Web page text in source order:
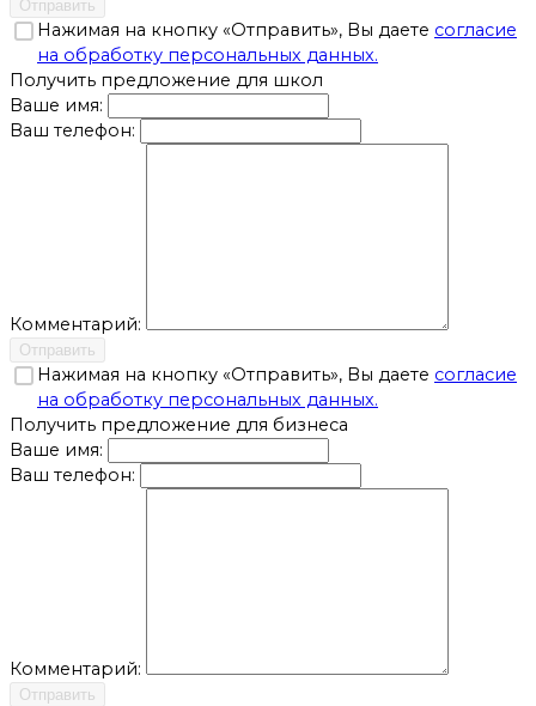
Отправить
Нажимая на кнопку «Отправить», Вы даете согласие
на обработку персональных данных.
Получить предложение для школ
Ваше имя:
Ваш телефон:
Комментарий:
Отправить
Нажимая на кнопку «Отправить», Вы даете согласие
на обработку персональных данных.
Получить предложение для бизнеса
Ваше имя:
Ваш телефон:
Комментарий:
Отправить